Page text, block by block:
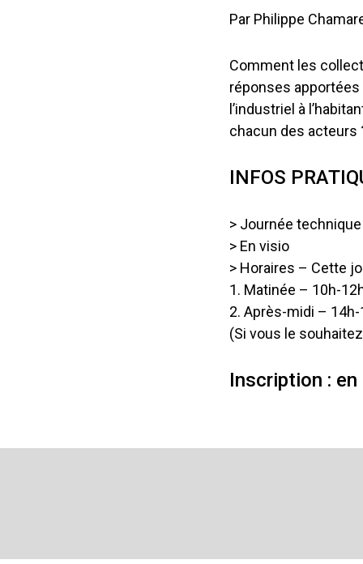
Par Philippe
Comment les
réponses
l’industriel à
chacun des acteurs
INFOS
> Journée
> En visio
> Horaires – Cette
1. Matinée – 10h-
2. Après-midi –
(Si vous le
Inscription :